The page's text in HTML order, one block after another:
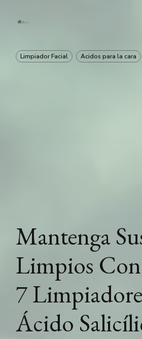
Limpiador Facial Acidos para la cara
Mantenga
Limpios
7
Ácido